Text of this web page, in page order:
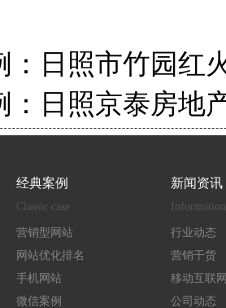
日照市竹园红
日照京泰房地
经典案例
Classic case
营销型网站
网站优化排名
手机网站
微信案例
新闻资讯
Information
行业动态
营销干货
移动互联
公司动态